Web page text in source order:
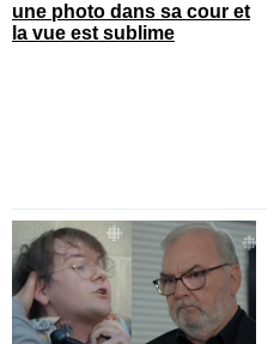
une photo dans sa cour et
la vue est sublime